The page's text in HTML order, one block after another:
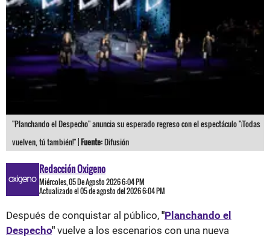
"Planchando el Despecho" anuncia su esperado regreso con el espectáculo "¡Todas
vuelven, tú también!" |Fuente:Difusión
Redacción Oxigeno
Miércoles, 05 De Agosto 2026 6:04 PM
Actualizado el 05 de agosto del 2026 6:04 PM
Después de conquistar al público, "Planchando el
Despecho" vuelve a los escenarios con una nueva